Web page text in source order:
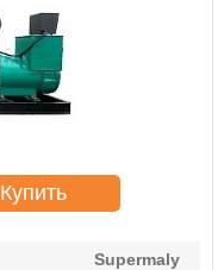
Купить
Supermaly